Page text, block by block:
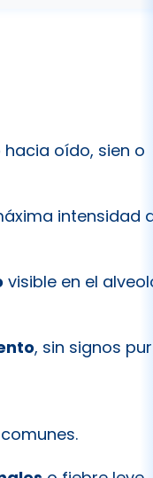
hacia oído, sien o
intensidad
visible en el
, sin signos